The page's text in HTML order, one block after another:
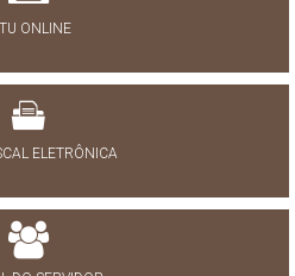
ONLINE
ELETRÔNICA